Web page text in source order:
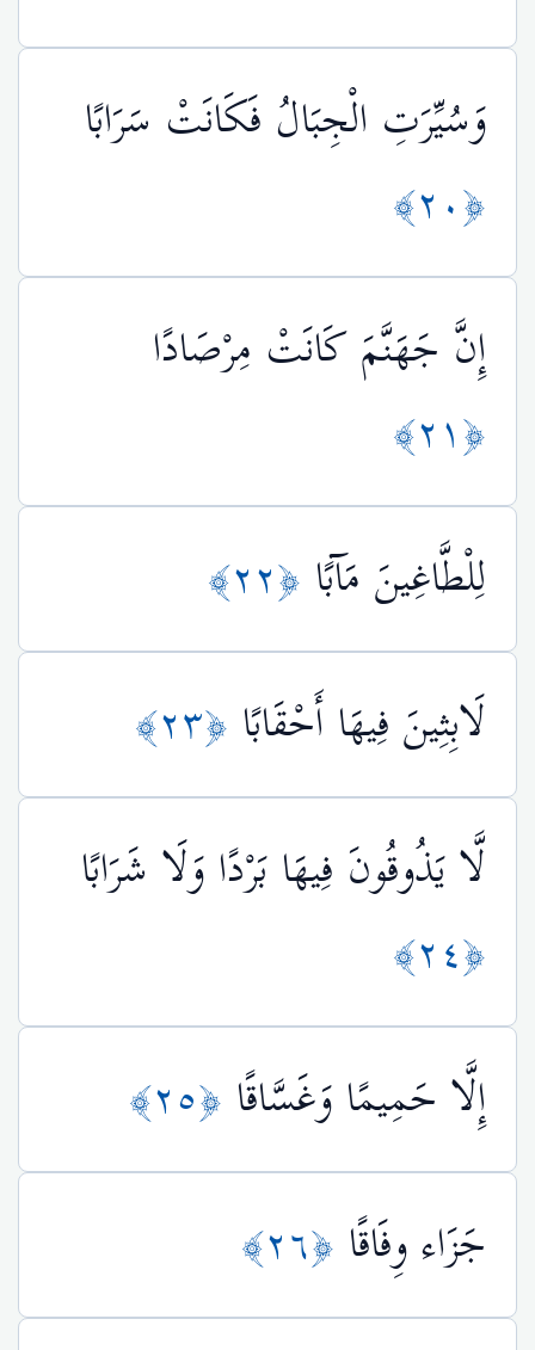
وَسُيِّرَتِ الْجِبَالُ فَكَانَتْ سَرَابًا
﴿٢٠﴾
إِنَّ جَهَنَّمَ كَانَتْ مِرْصَادًا
﴿٢١﴾
لِلْطَّاغِينَ مَآبًا ﴿٢٢﴾
لَابِثِينَ فِيهَا أَحْقَابًا ﴿٢٣﴾
لَّا يَذُوقُونَ فِيهَا بَرْدًا وَلَا شَرَابًا
﴿٢٤﴾
إِلَّا حَمِيمًا وَغَسَّاقًا ﴿٢٥﴾
جَزَاء وِفَاقًا ﴿٢٦﴾